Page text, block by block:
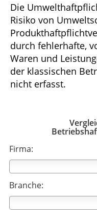
Die
Risiko von
durch fehlerhafte,
Waren und
der klassischen
nicht erfasst.
Firma:
Branche: